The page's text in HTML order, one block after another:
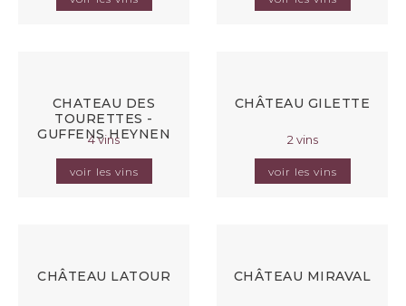
CHATEAU DES
TOURETTES -
GUFFENS HEYNEN
4 vins
voir les vins
CHÂTEAU GILETTE
2 vins
voir les vins
CHÂTEAU LATOUR CHÂTEAU MIRAVAL